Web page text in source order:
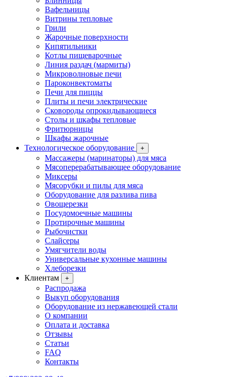
Вафельницы
Витрины тепловые
Грили
Жарочные поверхности
Кипятильники
Котлы пищеварочные
Линия раздач (мармиты)
Микроволновые печи
Пароконвектоматы
Печи для пиццы
Плиты и печи электрические
Сковороды опрокидывающиеся
Столы и шкафы тепловые
Фритюрницы
Шкафы жарочные
Технологическое оборудование
+
Массажеры (маринаторы) для мяса
Мясоперерабатывающее оборудование
Миксеры
Мясорубки и пилы для мяса
Оборудование для разлива пива
Овощерезки
Посудомоечные машины
Протирочные машины
Рыбочистки
Слайсеры
Умягчители воды
Универсальные кухонные машины
Хлеборезки
Клиентам
+
Распродажа
Выкуп оборудования
Оборудование из нержавеющей стали
О компании
Оплата и доставка
Отзывы
Статьи
FAQ
Контакты